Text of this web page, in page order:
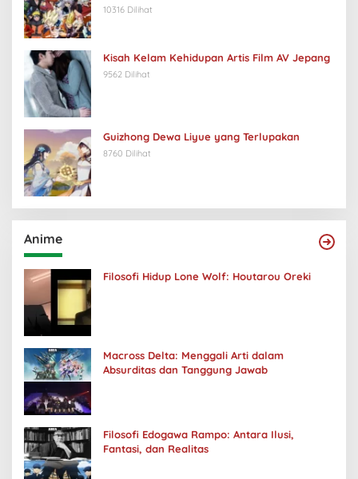
10316 Dilihat
Kisah Kelam Kehidupan Artis Film AV Jepang
9562 Dilihat
Guizhong Dewa Liyue yang Terlupakan
8760 Dilihat
Anime
Filosofi Hidup Lone Wolf: Houtarou Oreki
Macross Delta: Menggali Arti dalam
Absurditas dan Tanggung Jawab
Filosofi Edogawa Rampo: Antara Ilusi,
Fantasi, dan Realitas